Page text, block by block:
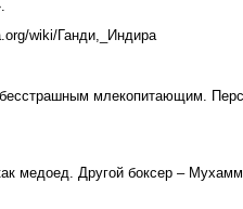
wiki/Ганди,_Индира
млекопитающим.
медоед. Другой боксер –